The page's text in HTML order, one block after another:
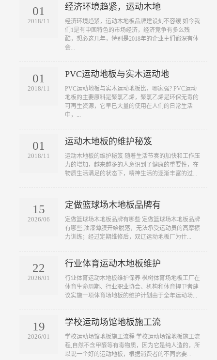
01
2018/11
经济环境趋紧，运动木地
​经济环境趋紧，运动木地板品牌建设刻不容缓 如今我
们1是有中国特色的市场经济，经济竞争有多么残
酷，想必这几年，特别是2018年的企业主们都深有体
会...
01
2018/11
PVC运动地板与实木运动地
​PVC运动地板与实木运动地板比，哪家强? PVC运动
地板的主要原料是聚氯乙烯，聚氯乙烯是环保无毒的
可再生资源，它早已大量的使用在人们的日常生活
中，...
01
2018/11
运动木地板的维护秘笈
​运动木地板的维护秘笈 随着生活节奏的加快和工作压
力的增加，越来越多的人意识到了健康的重要性，在
物质生活满足的状态下，精神生活的逐渐丰富的过...
15
2026/06
定做篮球场木地板品牌有
​定做篮球场木地板品牌有哪些 定做篮球场木地板品牌
有哪些,油漆薄膜开始脱落，无法承受运动员的高摩擦
力训练；经过定期维修后，双辽运动地板厂为什...
22
2026/01
行业体育运动木地板维护
​行业体育运动木地板维护保养 枫树体育场地板工厂在
体育生命周期、行业职业协会、机构和体育捍卫者建
议实施一项体育场地板的维护计划由于全年运动场...
19
2026/01
学校运动场馆地板施工流
​学校运动场馆地板施工流程 学校运动场馆地板施工流
程,自然不含甲醛等有毒物质，因为它是纯人造的，所
以说一个好的运动地板，根据消费者的不同需要...